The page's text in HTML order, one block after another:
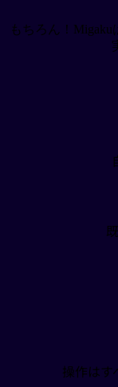
もちろん！
操作はす
をずっと支
ら追加され